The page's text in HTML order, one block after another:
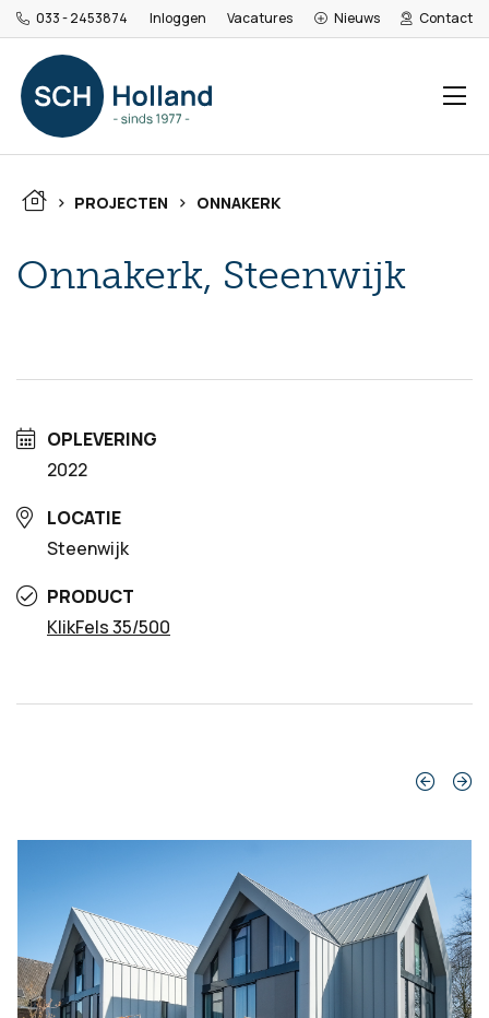
033 - 2453874 Inloggen Vacatures Nieuws Contact
> PROJECTEN > ONNAKERK
Onnakerk, Steenwijk
OPLEVERING
2022
LOCATIE
Steenwijk
PRODUCT
KlikFels 35/500